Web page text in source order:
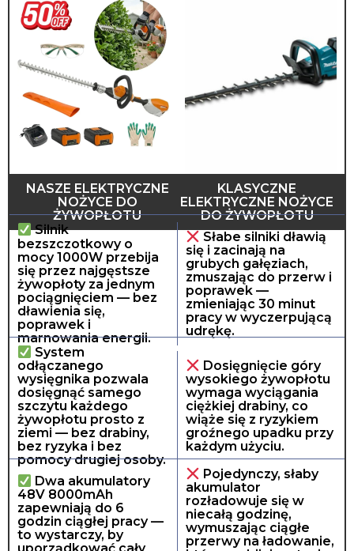
NASZE ELEKTRYCZNE
NOŻYCE DO
ŻYWOPŁOTU
KLASYCZNE
ELEKTRYCZNE NOŻYCE
DO ŻYWOPŁOTU
Silnik
bezszczotkowy o
mocy 1000W przebija
się przez najgęstsze
żywopłoty za jednym
pociągnięciem — bez
dławienia się,
poprawek i
marnowania energii.
Słabe silniki dławią
się i zacinają na
grubych gałęziach,
zmuszając do przerw i
poprawek —
zmieniając 30 minut
pracy w wyczerpującą
udrękę.
System
odłączanego
wysięgnika pozwala
dosięgnąć samego
szczytu każdego
żywopłotu prosto z
ziemi — bez drabiny,
bez ryzyka i bez
pomocy drugiej osoby.
Dosięgnięcie góry
wysokiego żywopłotu
wymaga wyciągania
ciężkiej drabiny, co
wiąże się z ryzykiem
groźnego upadku przy
każdym użyciu.
Dwa akumulatory
48V 8000mAh
zapewniają do 6
godzin ciągłej pracy —
to wystarczy, by
Pojedynczy, słaby
akumulator
rozładowuje się w
niecałą godzinę,
wymuszając ciągłe
przerwy na ładowanie,